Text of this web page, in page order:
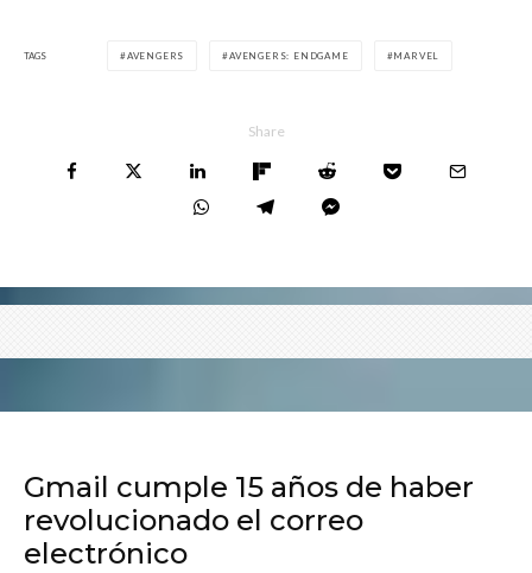
TAGS AVENGERS AVENGERS: ENDGAME MARVEL
Share
Gmail cumple 15 años de haber
revolucionado el correo
electrónico